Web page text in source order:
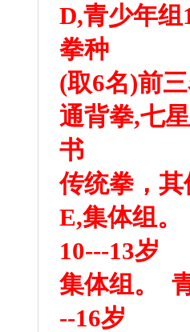
D,青少年
拳种
(取6名)前
通背拳,七
书
传统拳，
E,集体组
10---13岁
集体组。
--16岁